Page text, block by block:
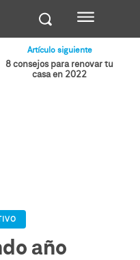
Artículo siguiente
8 consejos para renovar tu
casa en 2022
año